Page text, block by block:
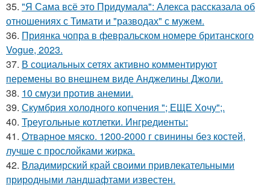
35. "Я Сама всё это Придумала": Алекса рассказала об
отношениях с Тимати и "разводах" с мужем.
36. Приянка чопра в февральском номере британского
Vogue, 2023.
37. В социальных сетях активно комментируют
перемены во внешнем виде Анджелины Джоли.
38. 10 смузи против анемии.
39. Скумбрия холодного копчения "; ЕЩЕ Хочу";.
40. Треугольные котлетки. Ингредиенты:
41. Отварное мяско. 1200-2000 г свинины без костей,
лучше с прослойками жирка.
42. Владимирский край своими привлекательными
природными ландшафтами известен.